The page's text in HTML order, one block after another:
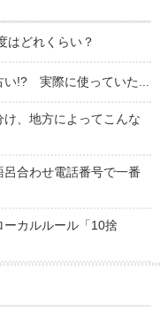
はどれくらい？
い!? 実際に使っていた...
、地方によってこんな
合わせ電話番号で一番
カルルール「10捨